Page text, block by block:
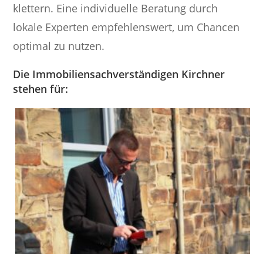
klettern. Eine individuelle Beratung durch
lokale Experten empfehlenswert, um Chancen
optimal zu nutzen.
Die Immobiliensachverständigen Kirchner
stehen für: